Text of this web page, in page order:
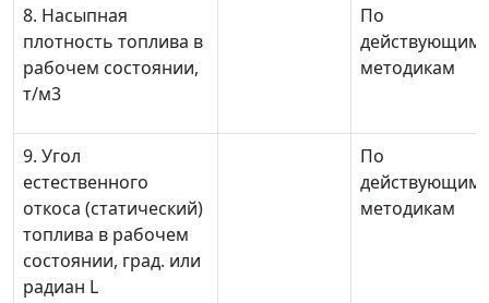
8. Насыпная
плотность топлива в
рабочем состоянии,
т/м3
По
действующим
методикам
9. Угол
естественного
откоса (статический)
топлива в рабочем
состоянии, град. или
радиан L
По
действующим
методикам